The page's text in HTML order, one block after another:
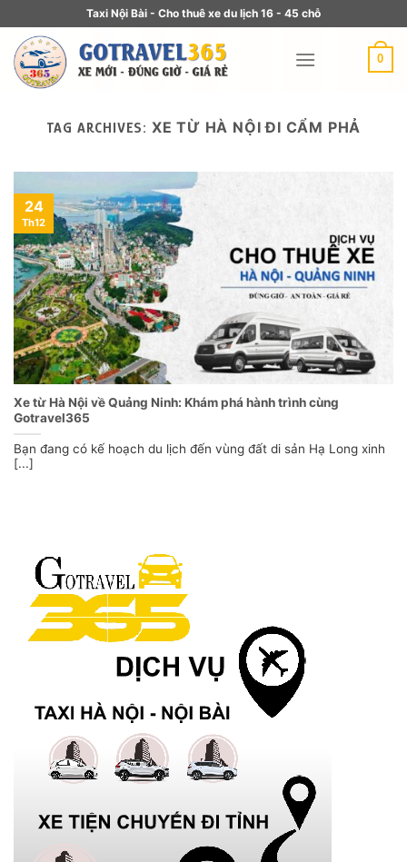
Taxi Nội Bài - Cho thuê xe du lịch 16 - 45 chỗ
0
TAG ARCHIVES: XE TỪ HÀ NỘI ĐI CẨM PHẢ
Xe từ Hà Nội về Quảng Ninh: Khám phá hành trình cùng
Gotravel365
Bạn đang có kế hoạch du lịch đến vùng đất di sản Hạ Long xinh
[...]
24
Th12